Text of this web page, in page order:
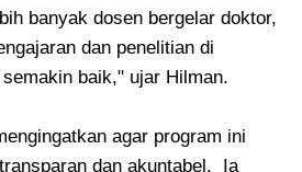
banyak dosen bergelar doktor,
dan penelitian di
baik," ujar Hilman.
agar program ini
dan akuntabel. Ia